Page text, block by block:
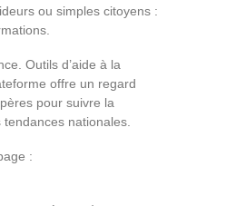
ou simples citoyens :
Outils d’aide à la
offre un regard
pour suivre la
nationales.
: